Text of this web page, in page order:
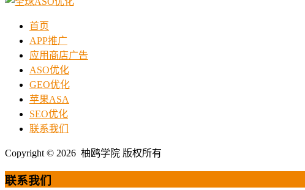
首页
APP推广
应用商店广告
ASO优化
GEO优化
苹果ASA
SEO优化
联系我们
Copyright © 2026 柚鸥学院 版权所有
联系我们